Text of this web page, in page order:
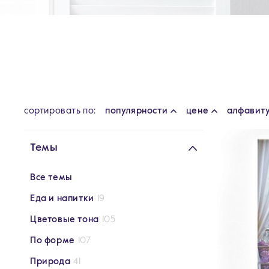
cортировать по: популярности цене
Темы
Все темы
Еда и напитки 19
Цветовые тона 105
По форме 107
Природа 41